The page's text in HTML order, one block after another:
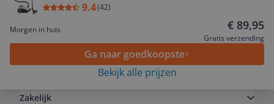
9.4(42)
Morgen in huis € 89,95
Gratis verzending
Ga naar goedkoopste
Bekijk alle prijzen
Service
Zakelijk